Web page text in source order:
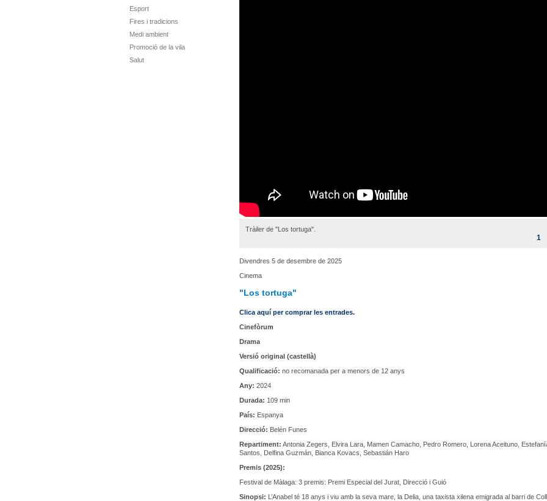
Esport
Fires i tradicions
Medi ambient
Promoció de la vila
Salut
Tràiler de "Los tortuga".
1
Divendres 5 de desembre de 2025
Cinema
"Los tortuga"
Clica aquí per comprar les entrades.
Cinefòrum
Drama
Versió original (castellà)
Qualificació: no recomanada per a menors de 12 anys
Any: 2024
Durada: 109 min
País: Espanya
Direcció: Belén Funes
Repartiment: Antonia Zegers, Elvira Lara, Mamen Camacho, Pedro Romero, Lorena Aceituno,
Santos, Delfina Guzmán, Bianca Kovacs, Sebastián Haro
Premis (2025):
Festival de Màlaga: 3 premis: Premi Especial del Jurat, Direcció i Guió
Sinopsi: L’Anabel té 18 anys i viu amb la seva mare, la Delia, una taxista xilena emigrada al barri de